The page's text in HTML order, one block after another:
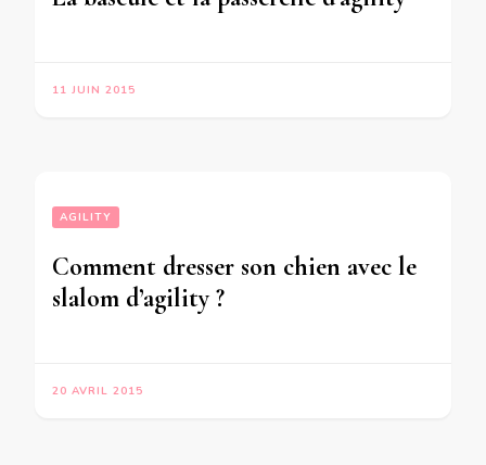
11 JUIN 2015
AGILITY
Comment dresser son chien avec le
slalom d’agility ?
20 AVRIL 2015